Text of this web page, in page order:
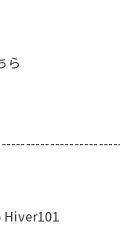
ら
Hiver101